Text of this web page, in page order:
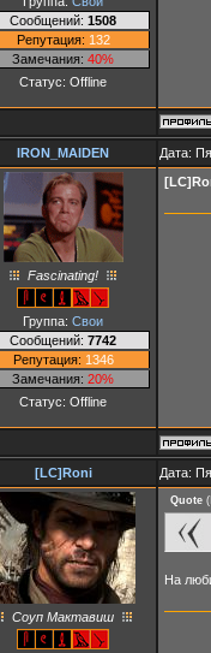
Сообщений: 1508
Репутация: 132
Замечания: 40%
Статус: Offline
IRON_MAIDEN Дата:
Fascinating!
Группа: Свои
Сообщений: 7742
Репутация: 1346
Замечания: 20%
Статус: Offline
[LC]Roni Дата:
Соуп Мактавиш
Quote (
На